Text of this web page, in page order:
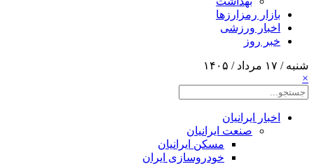
بازار رمزارزها
اخبار ورزشی
خبر روز
شنبه / ۱۷ مرداد / ۱۴۰۵
×
اخبار ایرانیان
صنعت ایرانیان
مسکن ایرانیان
خودروسازی ایران